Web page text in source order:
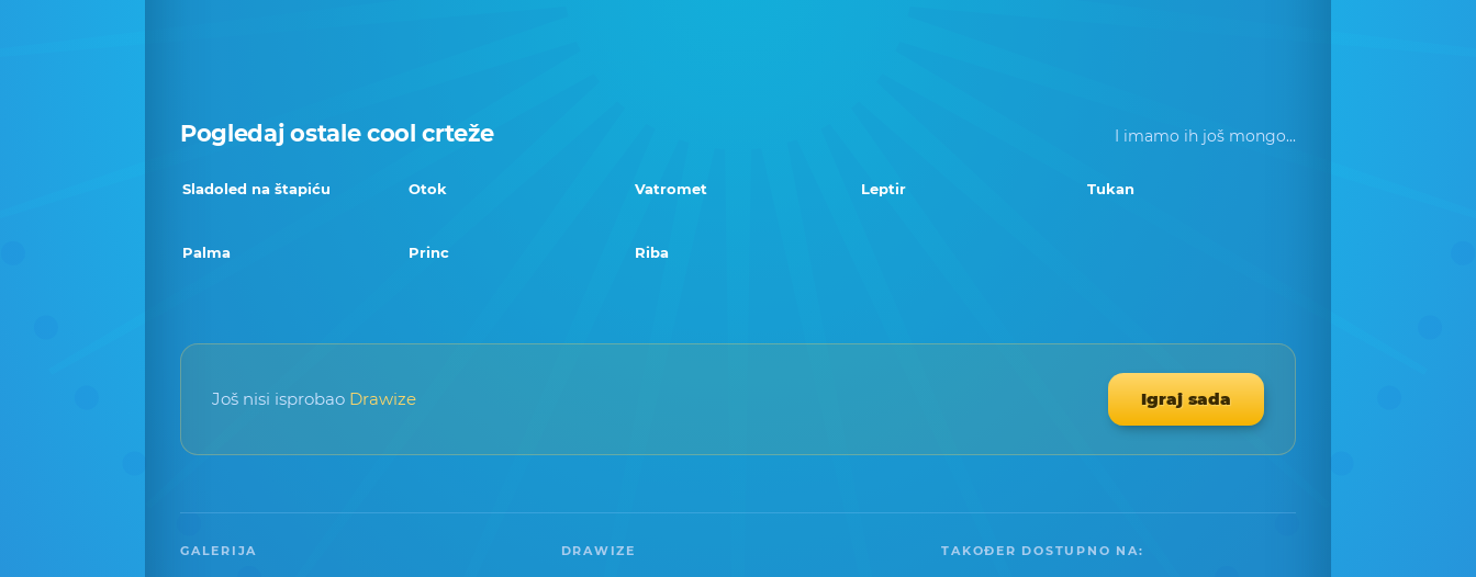
Pogledaj ostale cool crteže I imamo ih još mongo...
Sladoled na štapiću Otok Vatromet Leptir Tukan
Palma Princ Riba
Još nisi isprobao Drawize Igraj sada
GALERIJA DRAWIZE TAKOĐER DOSTUPNO NA: